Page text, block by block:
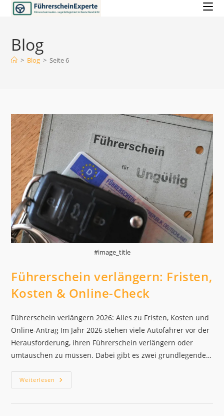
Zum
Inhalt
Blog
> Blog > Seite 6
#image_title
Führerschein verlängern: Fristen,
Kosten & Online-Check
Führerschein verlängern 2026: Alles zu Fristen, Kosten und
Online-Antrag Im Jahr 2026 stehen viele Autofahrer vor der
Herausforderung, ihren Führerschein verlängern oder
umtauschen zu müssen. Dabei gibt es zwei grundlegende…
Weiterlesen Führerschein
Verlängern: